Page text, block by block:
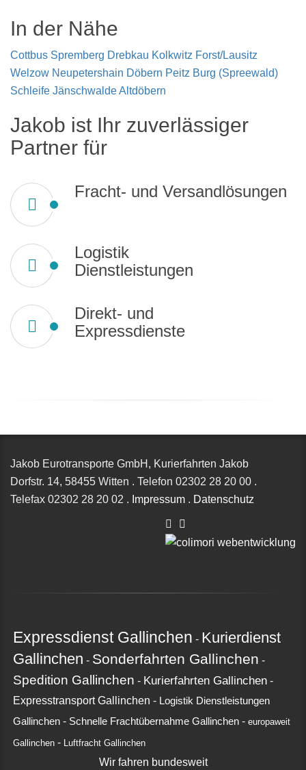
In der Nähe
Cottbus Spremberg Drebkau Kolkwitz Forst/Lausitz
Welzow Neupetershain Döbern Peitz Burg (Spreewald)
Schleife JänschwaldeAltdöbern
Jakob ist Ihr zuverlässiger
Partner für
Fracht- und Versandlösungen
Logistik
Dienstleistungen
Direkt- und
Expressdienste
Jakob Eurotransporte GmbH, Kurierfahrten Jakob
Dorfstr. 14, 58455 Witten . Telefon 02302 28 20 00 .
Telefax 02302 28 20 02 . Impressum . Datenschutz
Expressdienst Gallinchen - Kurierdienst
Gallinchen - Sonderfahrten Gallinchen -
Spedition Gallinchen - Kurierfahrten Gallinchen -
Expresstransport Gallinchen - Logistik Dienstleistungen
Gallinchen - Schnelle Frachtübernahme Gallinchen - europaweit
Gallinchen - Luftfracht Gallinchen
Wir fahren bundesweit